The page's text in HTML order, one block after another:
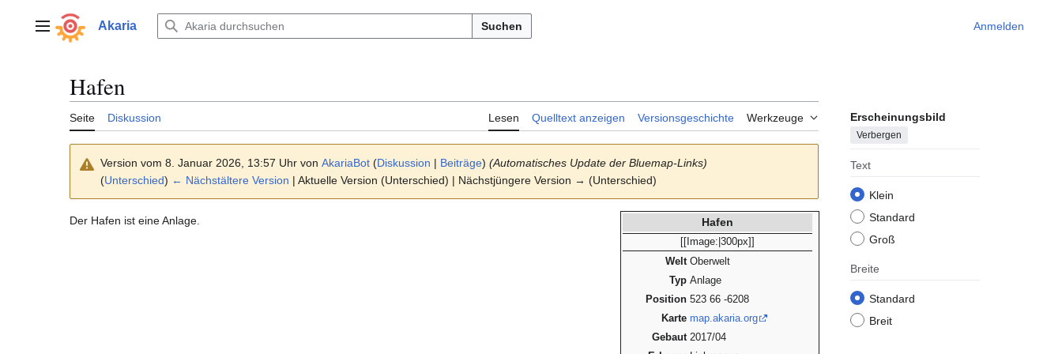
springenHauptmenüAkaria Suchen Anmelden
Hafen
Seite Diskussion Lesen Quelltext anzeigen Versionsgeschichte Werkzeuge Erscheinungsbild
Verbergen
Text
Klein
Standard
Groß
Breite
Standard
Breit
Version vom 8. Januar 2026, 13:57 Uhr von AkariaBot (Diskussion | Beiträge) (Automatisches Update der Bluemap-Links)
(Unterschied) ← Nächstältere Version | Aktuelle Version (Unterschied) | Nächstjüngere Version → (Unterschied)
Hafen
[[Image:|300px]]
Welt Oberwelt
Typ Anlage
Position 523 66 -6208
Karte map.akaria.org
Gebaut 2017/04
Der Hafen ist eine Anlage.